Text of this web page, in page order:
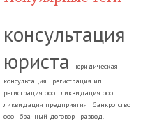
консультация
юриста
юридическая
консультация
регистрация ип
регистрация ооо
ликвидация ооо
ликвидация предприятия
банкротство
ооо
брачный договор
развод.